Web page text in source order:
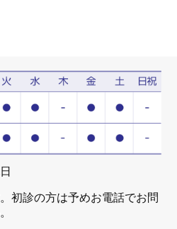
初診の方は予めお電話でお問